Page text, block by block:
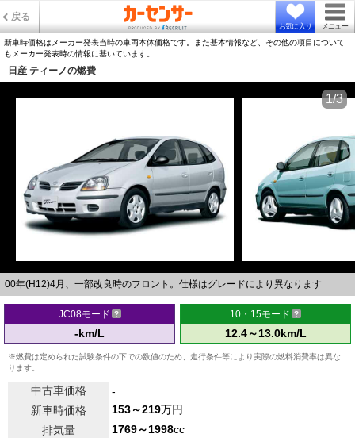
戻る
お気に入り メニュー
新車時価格はメーカー発表当時の車両本体価格です。また基本情報など、その他の項目について
もメーカー発表時の情報に基いています。
日産 ティーノの燃費
00年(H12)4月、一部改良時のフロント。仕様はグレードにより異なります
1/3
JC08モード
-km/L
10・15モード
12.4～13.0km/L
※燃費は定められた試験条件の下での数値のため、走行条件等により実際の燃料消費率は異な
ります。
中古車価格
-
新車時価格
153～219万円
排気量
1769～1998cc